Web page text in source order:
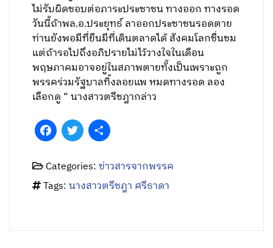
ไม่รับผิดชอบต่อภาระประชาชน ทางออก ทางรอด
วันนี้ถ้าพล.อ.ประยุทธ์ ลาออกประชาชนรอดตาย
ท่านยังพอมีที่ยืนมีที่เดินตลาดได้ สังคมโลกชื่นชม
แต่ถ้ารอไปถึงอภิปรายไม่ไว้วางใจในเดือน
พฤษภาคมอาจอยู่ในสภาพตายทั้งเป็นเพราะถูก
พรรคร่วมรัฐบาลทิ้งลอยแพ หมดทางรอด ลอง
เลือกดู “ นางสาวตรีชฎากล่าว
FacebookTwitter
Categories:ข่าวสารจากพรรค
Tags:นางสาวตรีชฎา ศรีธาดา